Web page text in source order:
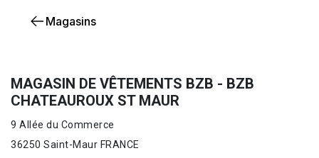
Magasins
MAGASIN DE VÊTEMENTS BZB - BZB
CHATEAUROUX ST MAUR
9 Allée du Commerce
36250 Saint-Maur FRANCE